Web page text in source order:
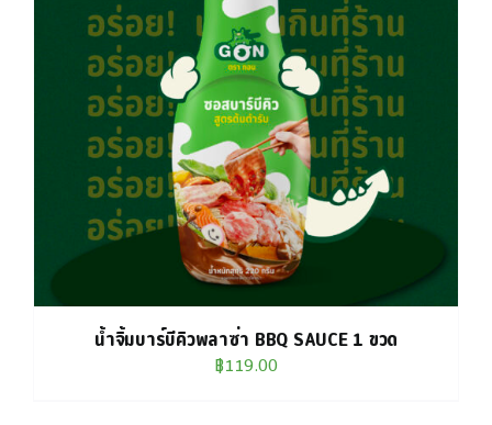
น้ำจิ้มบาร์บีคิวพลาซ่า BBQ SAUCE 1 ขวด
฿119.00